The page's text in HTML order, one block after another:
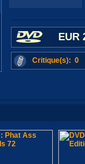
EUR
Critique(s): 0